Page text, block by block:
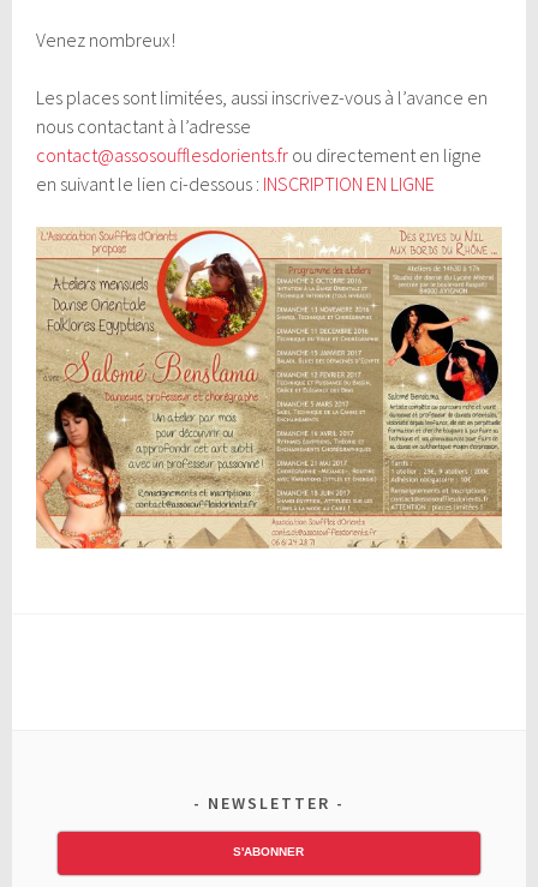
Venez nombreux!
Les places sont limitées, aussi inscrivez-vous à l’avance en
nous contactant à l’adresse
contact@assosoufflesdorients.fr ou directement en ligne
en suivant le lien ci-dessous : INSCRIPTION EN LIGNE
NEWSLETTER
S'ABONNER